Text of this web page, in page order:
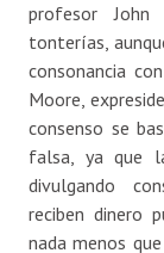
profesor John
tonterías,
consonancia
Moore,
consenso se
falsa, ya que
divulgando
reciben dinero
nada menos